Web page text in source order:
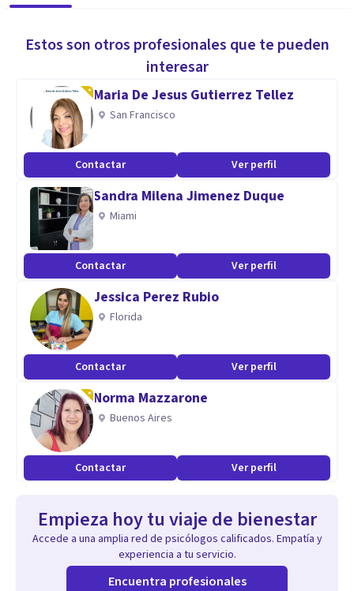
Estos son otros profesionales que te pueden
interesar
Maria De Jesus Gutierrez Tellez
San Francisco
Contactar Ver perfil
Sandra Milena Jimenez Duque
Miami
Contactar Ver perfil
Jessica Perez Rubio
Florida
Contactar Ver perfil
Norma Mazzarone
Buenos Aires
Contactar Ver perfil
Empieza hoy tu viaje de bienestar
Accede a una amplia red de psicólogos calificados. Empatía y
experiencia a tu servicio.
Encuentra profesionales